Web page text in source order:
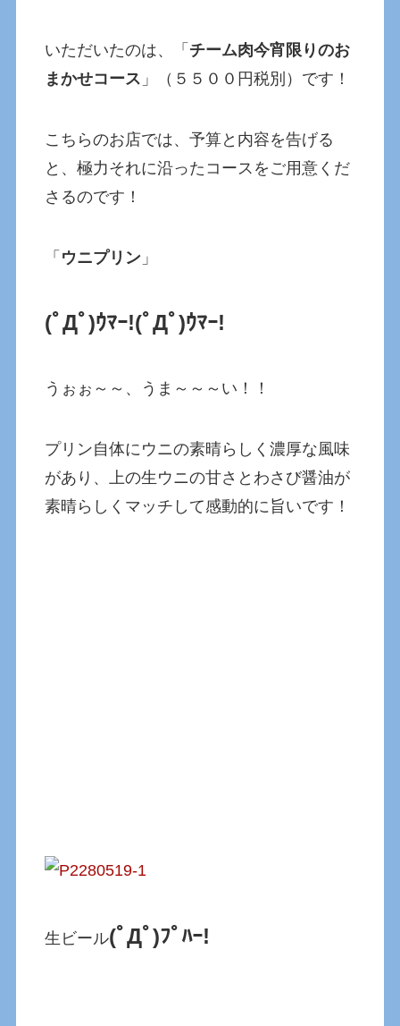
いただいたのは、「 チーム肉今宵限りのお
まかせコース 」（５５００円税別）です！
こちらのお店では、予算と内容を告げる
と、極力それに沿ったコースをご用意くだ
さるのです！
「 ウニプリン 」
(ﾟДﾟ)ｳﾏｰ!(ﾟДﾟ)ｳﾏｰ!
うぉぉ～～、うま～～～い！！
プリン自体にウニの素晴らしく濃厚な風味
があり、上の生ウニの甘さとわさび醤油が
素晴らしくマッチして感動的に旨いです！
生ビール(ﾟДﾟ)ﾌﾟﾊｰ!